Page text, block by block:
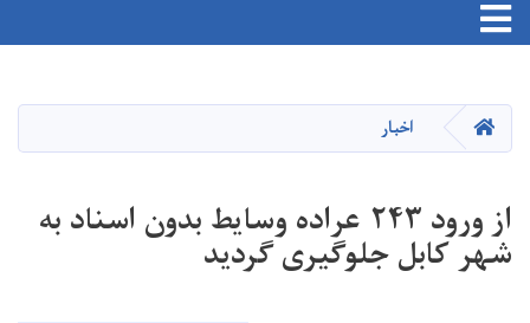
content
Toggle navigation
HOME اخبار
از ورود ۲۴۳ عراده وسایط بدون اسناد به
شهر کابل جلوگیری گردید